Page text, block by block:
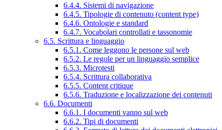
6.4.4. Sistemi di navigazione
6.4.5. Tipologie di contenuto (content type)
6.4.6. Ontologie e standard
6.4.7. Vocabolari controllati e tassonomie
6.5. Scrittura e linguaggio
6.5.1. Come leggono le persone sul web
6.5.2. Le regole per un linguaggio semplice
6.5.3. Microtesti
6.5.4. Scrittura collaborativa
6.5.5. Content critique
6.5.6. Traduzione e localizzazione dei contenuti
6.6. Documenti
6.6.1. I documenti vanno sul web
6.6.2. Tipi di documenti